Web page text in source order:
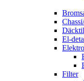
El-
Filter